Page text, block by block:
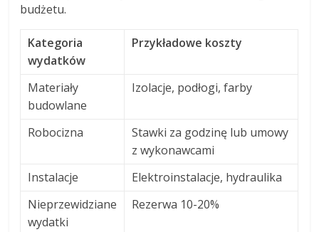
budżetu.
Kategoria
wydatków
Przykładowe koszty
Materiały
budowlane
Izolacje, podłogi, farby
Robocizna
Stawki za godzinę lub umowy
z wykonawcami
Instalacje
Elektroinstalacje, hydraulika
Nieprzewidziane
wydatki
Rezerwa 10-20%